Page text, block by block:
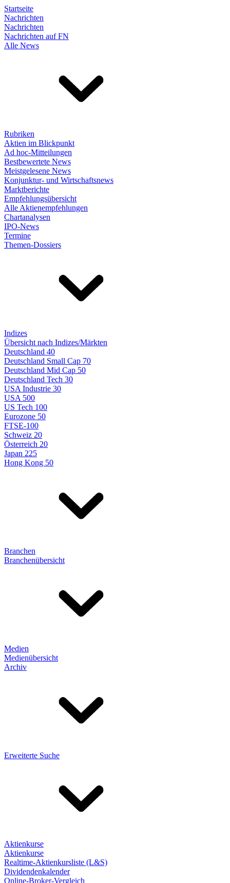
Startseite
Nachrichten
Nachrichten
Nachrichten auf FN
Alle News
Rubriken
Aktien im Blickpunkt
Ad hoc-Mitteilungen
Bestbewertete News
Meistgelesene News
Konjunktur- und Wirtschaftsnews
Marktberichte
Empfehlungsübersicht
Alle Aktienempfehlungen
Chartanalysen
IPO-News
Termine
Themen-Dossiers
Indizes
Übersicht nach Indizes/Märkten
Deutschland 40
Deutschland Small Cap 70
Deutschland Mid Cap 50
Deutschland Tech 30
USA Industrie 30
USA 500
US Tech 100
Eurozone 50
FTSE-100
Schweiz 20
Österreich 20
Japan 225
Hong Kong 50
Branchen
Branchenübersicht
Medien
Medienübersicht
Archiv
Erweiterte Suche
Aktienkurse
Aktienkurse
Realtime-Aktienkursliste (L&S)
Dividendenkalender
Online-Broker-Vergleich